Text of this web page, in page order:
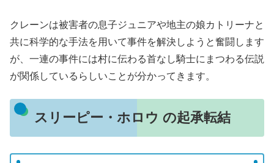
クレーンは被害者の息子ジュニアや地主の娘カトリーナと
共に科学的な手法を用いて事件を解決しようと奮闘します
が、一連の事件には村に伝わる首なし騎士にまつわる伝説
が関係しているらしいことが分かってきます。
スリーピー・ホロウ の起承転結